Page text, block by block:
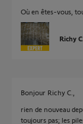
Où en êtes-vous,
Richy C.
Bonjour Richy C.,
rien de nouveau
toujours pas; les